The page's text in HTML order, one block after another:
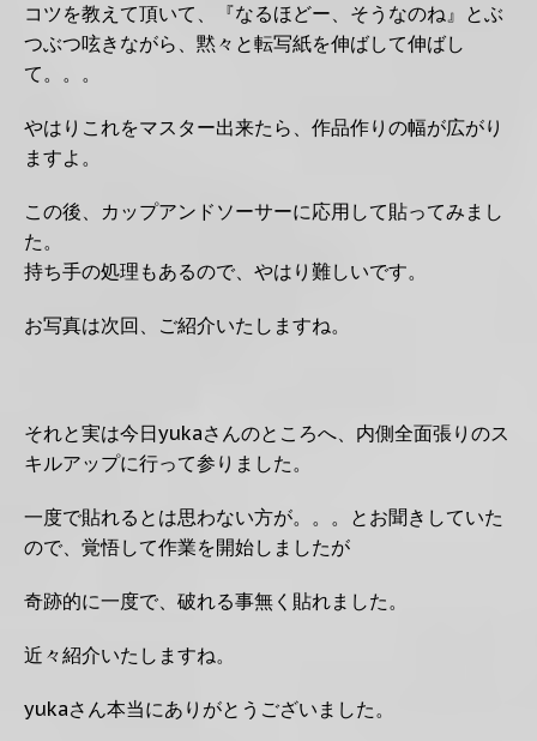
コツを教えて頂いて、『なるほどー、そうなのね』とぶ
つぶつ呟きながら、黙々と転写紙を伸ばして伸ばし
て。。。
やはりこれをマスター出来たら、作品作りの幅が広がり
ますよ。
この後、カップアンドソーサーに応用して貼ってみまし
た。
持ち手の処理もあるので、やはり難しいです。
お写真は次回、ご紹介いたしますね。
それと実は今日yukaさんのところへ、内側全面張りのス
キルアップに行って参りました。
一度で貼れるとは思わない方が。。。とお聞きしていた
ので、覚悟して作業を開始しましたが
奇跡的に一度で、破れる事無く貼れました。
近々紹介いたしますね。
yukaさん本当にありがとうございました。